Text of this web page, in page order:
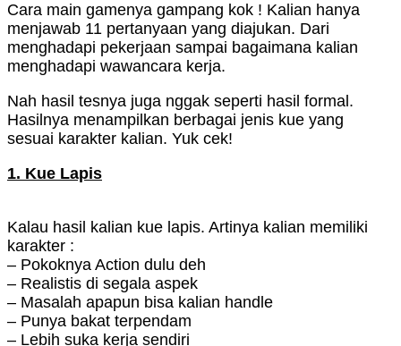
Cara main gamenya gampang kok ! Kalian hanya
menjawab 11 pertanyaan yang diajukan. Dari
menghadapi pekerjaan sampai bagaimana kalian
menghadapi wawancara kerja.
Nah hasil tesnya juga nggak seperti hasil formal.
Hasilnya menampilkan berbagai jenis kue yang
sesuai karakter kalian. Yuk cek!
1. Kue Lapis
Kalau hasil kalian kue lapis. Artinya kalian memiliki
karakter :
– Pokoknya Action dulu deh
– Realistis di segala aspek
– Masalah apapun bisa kalian handle
– Punya bakat terpendam
– Lebih suka kerja sendiri